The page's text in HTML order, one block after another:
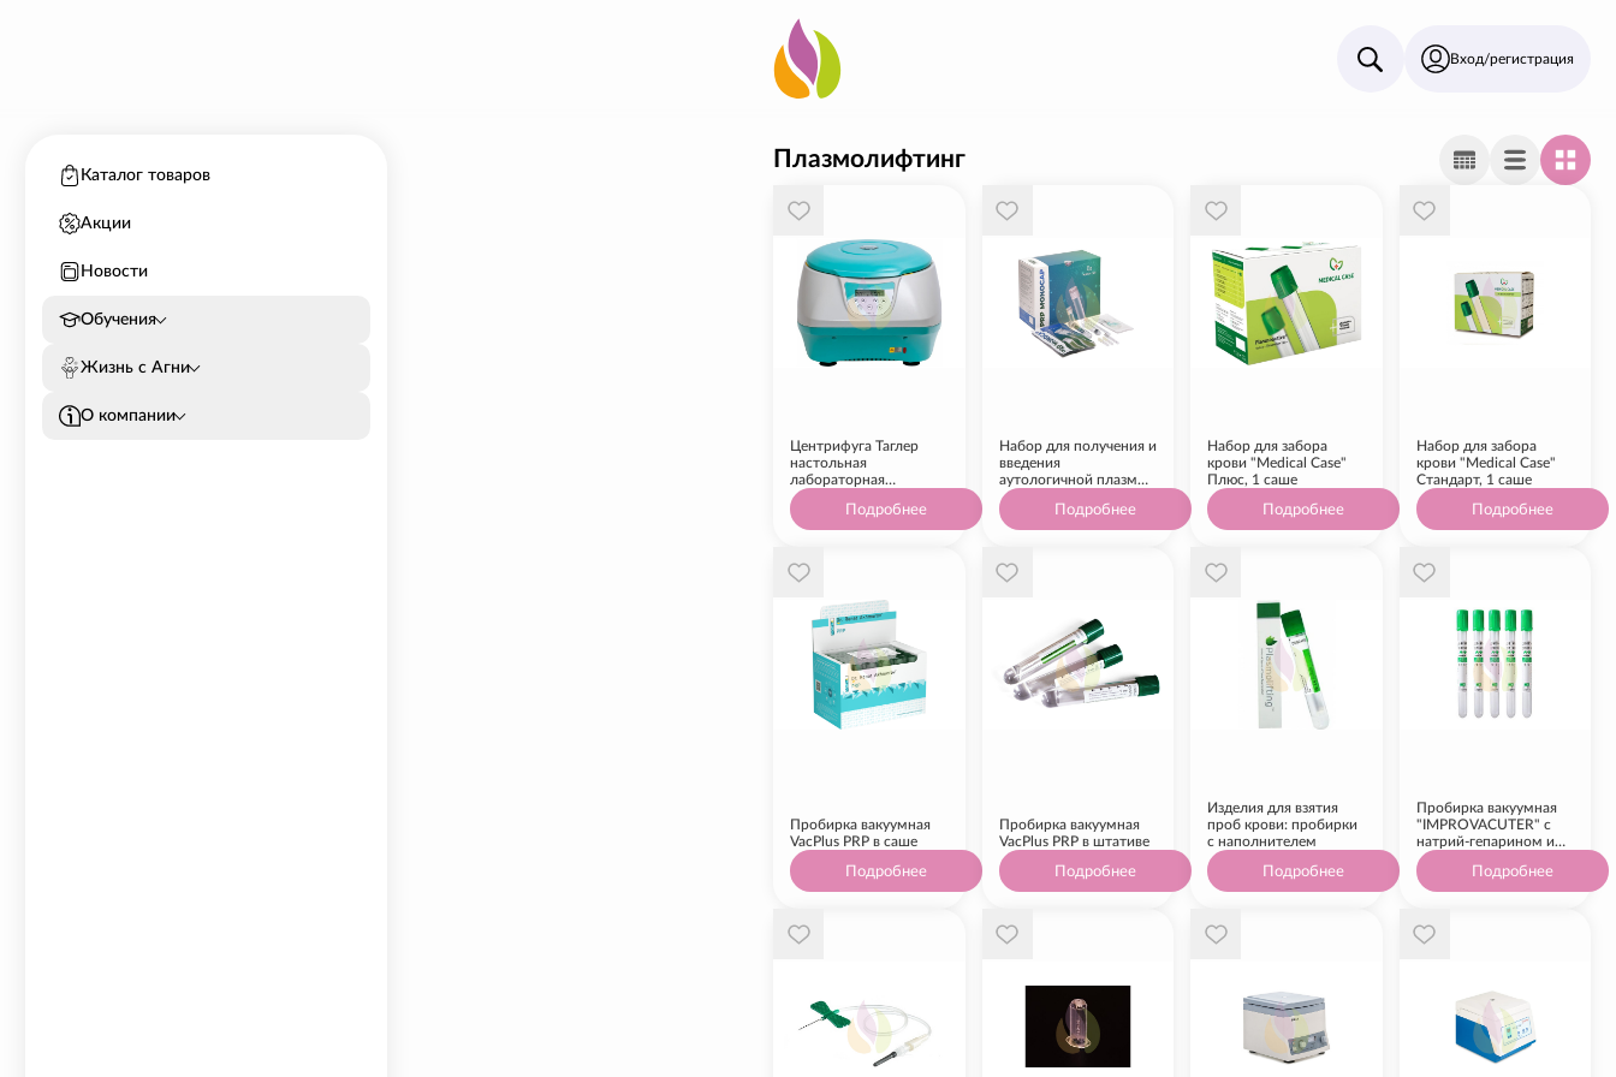
Вход/регистрация
Каталог товаров
Акции
Новости
Обучения
Жизнь с Агни
О компании
Плазмолифтинг
Центрифуга Таглер
настольная
лабораторная
медицинская
Подробнее
Набор для получения и
введения
аутологичной плазмы
Medical Case PRP
Monocap, 1 шт
Подробнее
Набор для забора
крови "Medical Case"
Плюс, 1 саше
Подробнее
Набор для забора
крови "Medical Case"
Стандарт, 1 саше
Подробнее
Пробирка вакуумная
VacPlus PRP в саше
Подробнее
Пробирка вакуумная
VacPlus PRP в штативе
Подробнее
Изделия для взятия
проб крови: пробирки
с наполнителем
Подробнее
Пробирка вакуумная
"IMPROVACUTER" с
натрий-гепарином и
гелем
Подробнее